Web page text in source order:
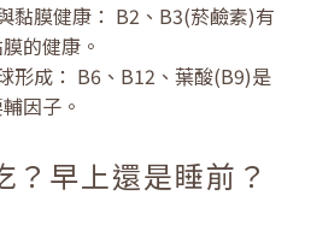
黏膜健康： B2、B3(菸鹼素)有
的健康。
形成： B6、B12、葉酸(B9)是
因子。
？早上還是睡前？